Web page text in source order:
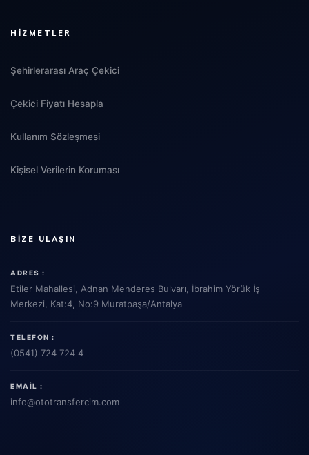
HIZMETLER
Şehirlerarası Araç Çekici
Çekici Fiyatı Hesapla
Kullanım Sözleşmesi
Kişisel Verilerin Koruması
BIZE ULAŞIN
ADRES :
Etiler Mahallesi, Adnan Menderes Bulvarı, İbrahim Yörük İş
Merkezi, Kat:4, No:9 Muratpaşa/Antalya
TELEFON :
(0541) 724 724 4
EMAIL :
info@ototransfercim.com